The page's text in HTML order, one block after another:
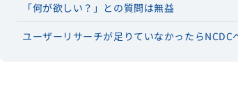
「何が欲しい？」との質問は無益
ユーザーリサーチが足りていなかったらNCDC